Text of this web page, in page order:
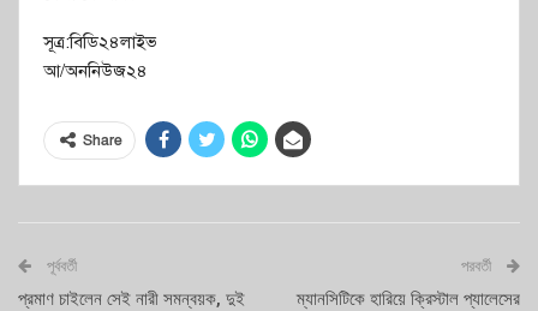
সূত্র:বিডি২৪লাইভ
আ/অননিউজ২৪
Share
পূর্ববর্তী
প্রমাণ চাইলেন সেই নারী সমন্বয়ক, দুই
পরবর্তী
ম্যানসিটিকে হারিয়ে ক্রিস্টাল প্যালেসের